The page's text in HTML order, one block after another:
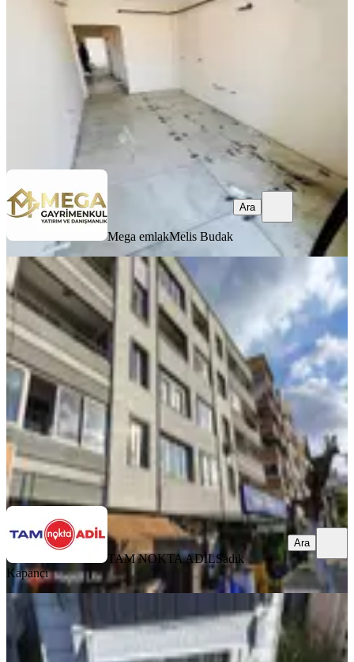
95 m²·3. Kat
3.850.000 ₺
Melis Budak
Mega emlakMelis Budak
Ara
BALKONLU
Bergama Atatürk Bulvarı Cadde Üstü
3+1 Daire
Bergama, Bahçelievler Mahallesi
3+1
120 m² ·3. Kat· 05.08.2026
3.000.000 ₺
TAM NOKTA ADİL Sadık Kapancı
Ara
TAM NOKTA ADİLSadık
Kapancı
Ara
BALKONLU
Bergama Fatih Mahallesinde Satılık
Geniş 3+1 Daire